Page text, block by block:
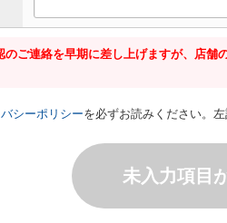
ご連絡を早期に差し上げますが、店舗
シーポリシーを必ずお読みください。
未入力項目